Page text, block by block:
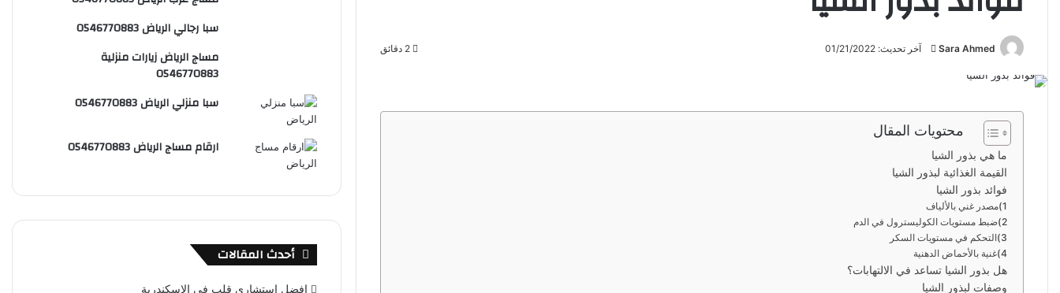
Sara Ahmed
ب
د
إ
ل
ك
ت
آخر تحديث: 01/21/2022
محتويات المقال
ما هي بذور الشيا
القيمة الغذائية لبذور الشيا
فوائد بذور الشيا
1)مصدر غني بالألياف
2)ضبط مستويات الكوليسترول في الدم
3)التحكم في مستويات السكر
4)غنية بالأحماض الدهنية
هل بذور الشيا تساعد في الالتهابات؟
وصفات لبذور الشيا
س
ت
e
و
ق
R
سبا رجالي الرياض 0546770883
مساج الرياض زيارات منزلية
0546770883
سبا منزلي الرياض 0546770883
ارقام مساج الرياض 0546770883
أحدث المقالات
افضل استشاري قلب في الاسكندرية